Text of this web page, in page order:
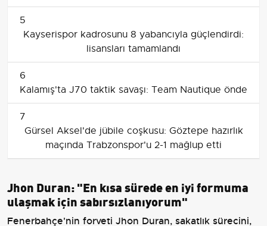
5
Kayserispor kadrosunu 8 yabancıyla güçlendirdi:
lisansları tamamlandı
6
Kalamış'ta J70 taktik savaşı: Team Nautique önde
7
Gürsel Aksel'de jübile coşkusu: Göztepe hazırlık
maçında Trabzonspor'u 2-1 mağlup etti
Jhon Duran: "En kısa sürede en iyi formuma
ulaşmak için sabırsızlanıyorum"
Fenerbahçe'nin forveti Jhon Duran, sakatlık sürecini,